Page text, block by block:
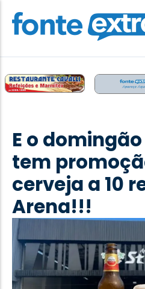
Destaque
Esporte
Geral
Obituário
Paraguai
Paraná
Política
E o
tem
cerveja a 10
Arena!!!